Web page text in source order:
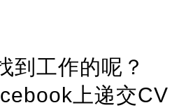
到工作的呢？
上递交